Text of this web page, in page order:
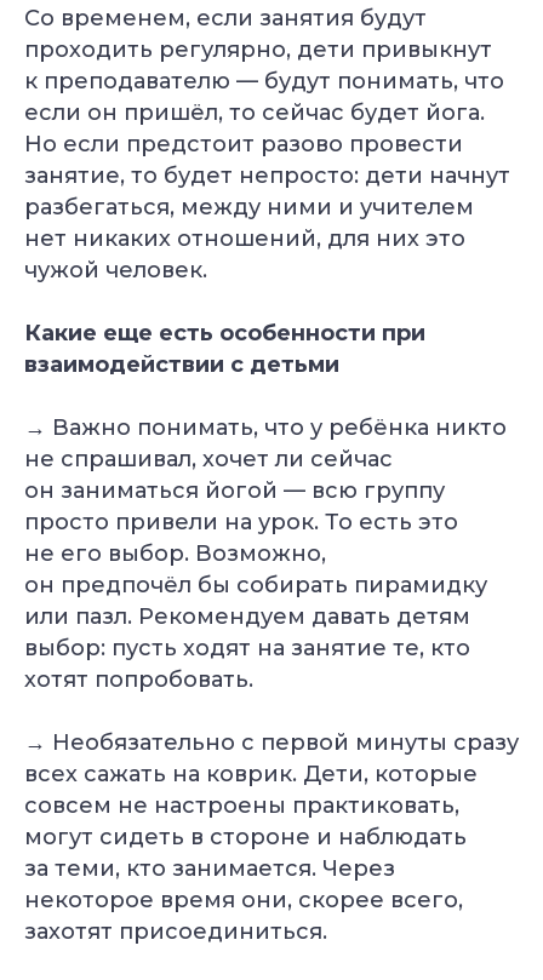
Со временем, если занятия будут
проходить регулярно, дети привыкнут
к преподавателю — будут понимать, что
если он пришёл, то сейчас будет йога.
Но если предстоит разово провести
занятие, то будет непросто: дети начнут
разбегаться, между ними и учителем
нет никаких отношений, для них это
чужой человек.
Какие еще есть особенности при
взаимодействии с детьми
→ Важно понимать, что у ребёнка никто
не спрашивал, хочет ли сейчас
он заниматься йогой — всю группу
просто привели на урок. То есть это
не его выбор. Возможно,
он предпочёл бы собирать пирамидку
или пазл. Рекомендуем давать детям
выбор: пусть ходят на занятие те, кто
хотят попробовать.
→ Необязательно с первой минуты сразу
всех сажать на коврик. Дети, которые
совсем не настроены практиковать,
могут сидеть в стороне и наблюдать
за теми, кто занимается. Через
некоторое время они, скорее всего,
захотят присоединиться.